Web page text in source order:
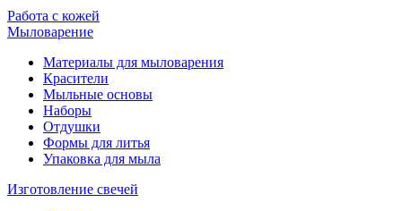
Работа с кожей
Мыловарение
Материалы для мыловарения
Красители
Мыльные основы
Наборы
Отдушки
Формы для литья
Упаковка для мыла
Изготовление свечей